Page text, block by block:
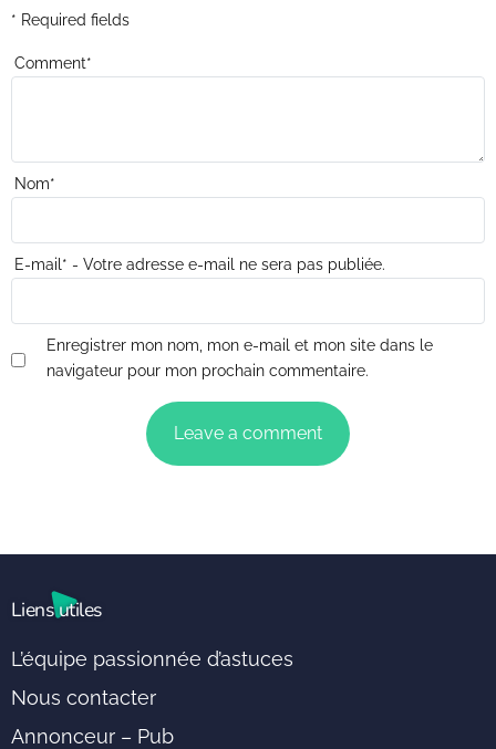
* Required fields
Comment*
Nom*
E-mail* - Votre adresse e-mail ne sera pas publiée.
Enregistrer mon nom, mon e-mail et mon site dans le
navigateur pour mon prochain commentaire.
Liens utiles
L’équipe passionnée d’astuces
Nous contacter
Annonceur – Pub